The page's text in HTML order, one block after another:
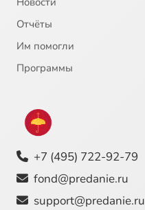
Отчёты
Им помогли
Программы
+7 (495) 722-92-79
fond@predanie.ru
support@predanie.ru